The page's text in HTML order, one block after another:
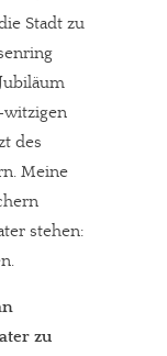
Stadt zu
des
Meine
stehen:
zu